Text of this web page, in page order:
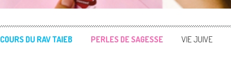
COURS DU RAV TAIEB PERLES DE SAGESSE VIE JUIVE